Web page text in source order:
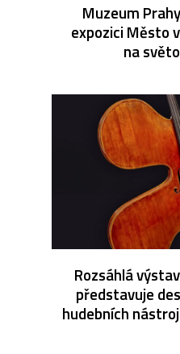
Muzeum
expozici Město
na
Rozsáhlá
představuje
hudebních